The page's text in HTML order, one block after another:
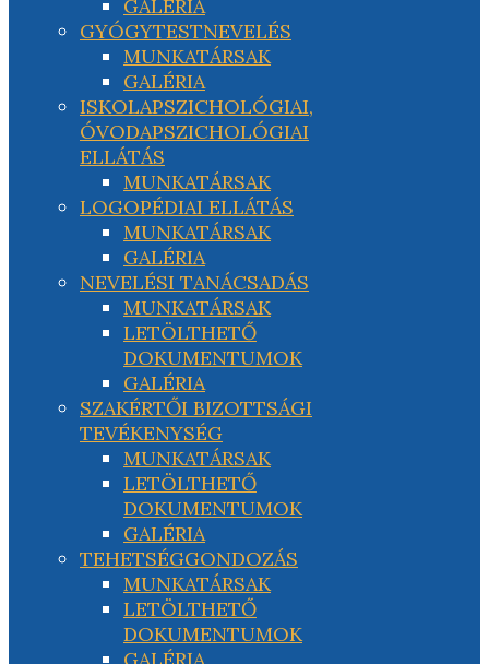
GALÉRIA
GYÓGYTESTNEVELÉS
MUNKATÁRSAK
GALÉRIA
ISKOLAPSZICHOLÓGIAI,
ÓVODAPSZICHOLÓGIAI
ELLÁTÁS
MUNKATÁRSAK
LOGOPÉDIAI ELLÁTÁS
MUNKATÁRSAK
GALÉRIA
NEVELÉSI TANÁCSADÁS
MUNKATÁRSAK
LETÖLTHETŐ
DOKUMENTUMOK
GALÉRIA
SZAKÉRTŐI BIZOTTSÁGI
TEVÉKENYSÉG
MUNKATÁRSAK
LETÖLTHETŐ
DOKUMENTUMOK
GALÉRIA
TEHETSÉGGONDOZÁS
MUNKATÁRSAK
LETÖLTHETŐ
DOKUMENTUMOK
GALÉRIA